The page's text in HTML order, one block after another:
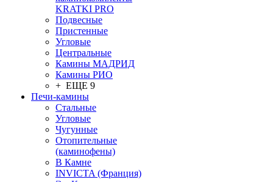
KRATKI PRO
Подвесные
Пристенные
Угловые
Центральные
Камины МАДРИД
Камины РИО
+ ЕЩЕ 9
Печи-камины
Стальные
Угловые
Чугунные
Отопительные
(каминофены)
В Камне
INVICTA (Франция)